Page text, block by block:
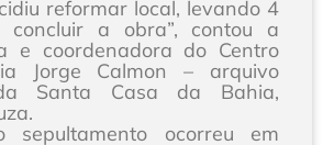
reformar local, levando 4
concluir a obra”, contou a
e coordenadora do Centro
Jorge Calmon – arquivo
Santa Casa da Bahia,
sepultamento ocorreu em